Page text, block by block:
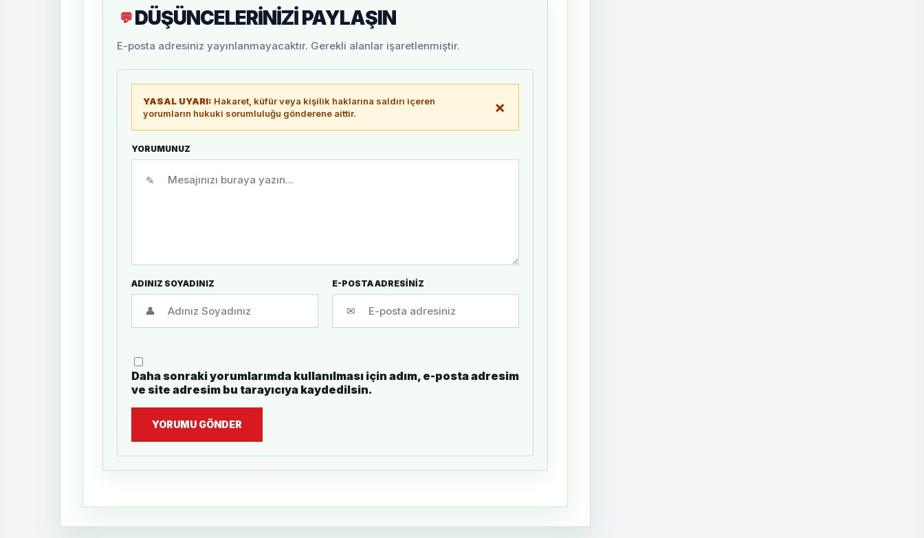
💬 DÜŞÜNCELERİNİZİ PAYLAŞIN
E-posta adresiniz yayınlanmayacaktır. Gerekli alanlar işaretlenmiştir.
YASAL UYARI: Hakaret, küfür veya kişilik haklarına saldırı içeren
yorumların hukuki sorumluluğu gönderene aittir.
×
YORUMUNUZ
✎
ADINIZ SOYADINIZ
👤
E-POSTA ADRESİNİZ
✉
Daha sonraki yorumlarımda kullanılması için adım, e-posta adresim
ve site adresim bu tarayıcıya kaydedilsin.
YORUMU GÖNDER